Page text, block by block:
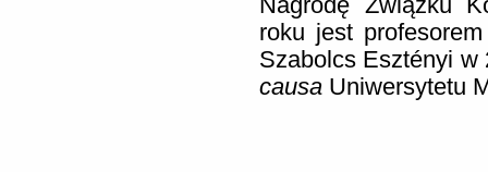
Nagrodę Związku
roku jest
Szabolcs Esztényi w
causa Uniwersytetu